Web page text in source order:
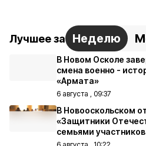
Лучшее за Неделю
В Новом Осколе
смена военно -
«Армата»
6 августа , 09:37
В Новооскольском
«Защитники
семьями